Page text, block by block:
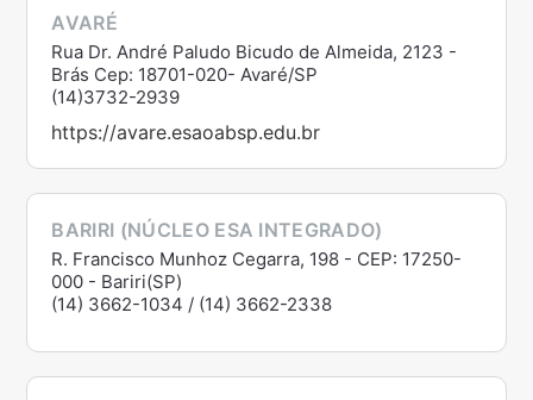
AVARÉ
Rua Dr. André Paludo Bicudo de Almeida, 2123 -
Brás Cep: 18701-020- Avaré/SP
(14)3732-2939
https://avare.esaoabsp.edu.br
BARIRI (NÚCLEO ESA INTEGRADO)
R. Francisco Munhoz Cegarra, 198 - CEP: 17250-
000 - Bariri(SP)
(14) 3662-1034 / (14) 3662-2338